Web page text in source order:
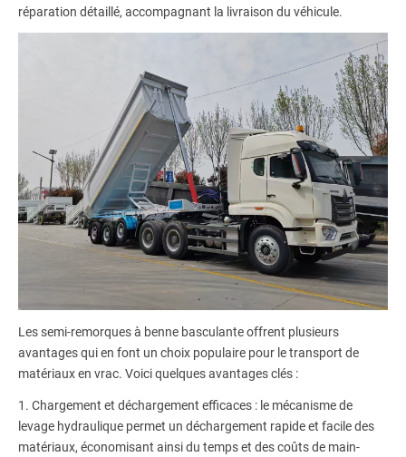
réparation détaillé, accompagnant la livraison du véhicule.
Les semi-remorques à benne basculante offrent plusieurs
avantages qui en font un choix populaire pour le transport de
matériaux en vrac. Voici quelques avantages clés :
1. Chargement et déchargement efficaces : le mécanisme de
levage hydraulique permet un déchargement rapide et facile des
matériaux, économisant ainsi du temps et des coûts de main-